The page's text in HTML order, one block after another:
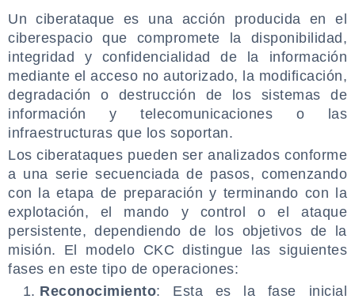
Un ciberataque es una acción producida en el
ciberespacio que compromete la disponibilidad,
integridad y confidencialidad de la información
mediante el acceso no autorizado, la modificación,
degradación o destrucción de los sistemas de
información y telecomunicaciones o las
infraestructuras que los soportan.
Los ciberataques pueden ser analizados conforme
a una serie secuenciada de pasos, comenzando
con la etapa de preparación y terminando con la
explotación, el mando y control o el ataque
persistente, dependiendo de los objetivos de la
misión. El modelo CKC distingue las siguientes
fases en este tipo de operaciones:
Reconocimiento: Esta es la fase inicial